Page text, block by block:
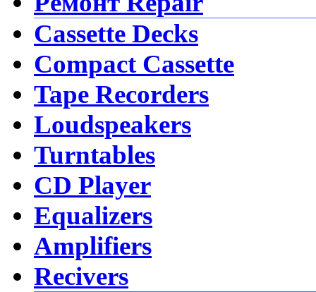
Cassette Decks
Compact Cassette
Tape Recorders
Loudspeakers
Turntables
CD Player
Equalizers
Amplifiers
Recivers